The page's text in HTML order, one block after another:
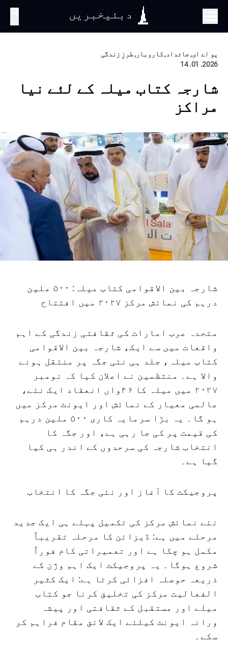
دبئیخبریں
یو اے ای, جائداد, کاروبار, طرزِ زندگی
2026. 01. 14
شارجہ کتاب میلہ کے لئے نیا
مراکز
شارجہ بین الاقوامی کتاب میلہ: ۵۰۰ ملین
درہم کی نمائش مرکز ۲۰۲۷ میں افتتاح
متحدہ عرب امارات کی ثقافتی زندگی کے اہم
واقعات میں سے ایک، شارجہ بین الاقوامی
کتاب میلہ، جلد ہی نئی جگہ پر منتقل ہونے
والا ہے۔ منتظمین نے اعلان کیا کہ نومبر
۲۰۲۷ میں میلہ کا ۴۶واں انعقاد ایک نئے،
عالمی معیار کے نمائش اور ایونٹ مرکز میں
ہو گا۔ یہ بڑا سرمایہ کاری ۵۰۰ ملین درہم
کی قیمت پر کی جا رہی ہے، اور جگہ کا
انتخاب شارجہ کی سرحدوں کے اندر ہی کیا
گیا ہے۔
پروجیکٹ کا آغاز اور نئی جگہ کا انتخاب
نئے نمائش مرکز کی تکمیل پہلے ہی ایک جدید
مرحلے میں ہے: ڈیزائن کا مرحلہ تقریباً
مکمل ہو چکا ہے اور تعمیراتی کام فوراً
شروع ہوگا۔ یہ پروجیکٹ ایک اہم وژن کے
ذریعہ حوصلہ افزائی کرتا ہے: ایک کثیر
الفعالیت مرکز کی تخلیق کرنا جو کتاب
میلے اور مستقبل کے ثقافتی اور پیشہ
ورانہ ایونٹ کیلئے ایک لائق مقام فراہم کر
سکے۔